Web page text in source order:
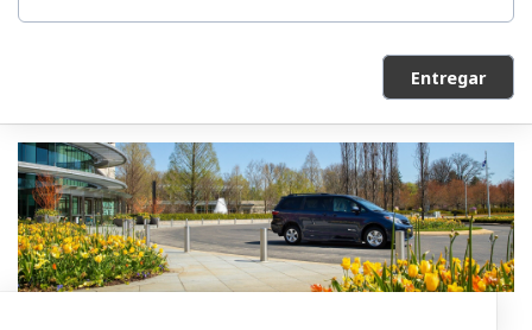
Entregar